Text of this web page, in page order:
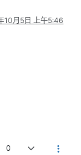
10月5日 上午5:46
0